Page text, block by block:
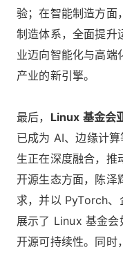
验；在智能制造方面
制造体系，全面提升
业迈向智能化与高端
产业的新引擎。
最后， Linux 基金会
已成为 AI、边缘计
生正在深度融合，推
开源生态方面，陈泽
求，并以 PyTorch、
展示了 Linux 基金会
开源可持续性。同时